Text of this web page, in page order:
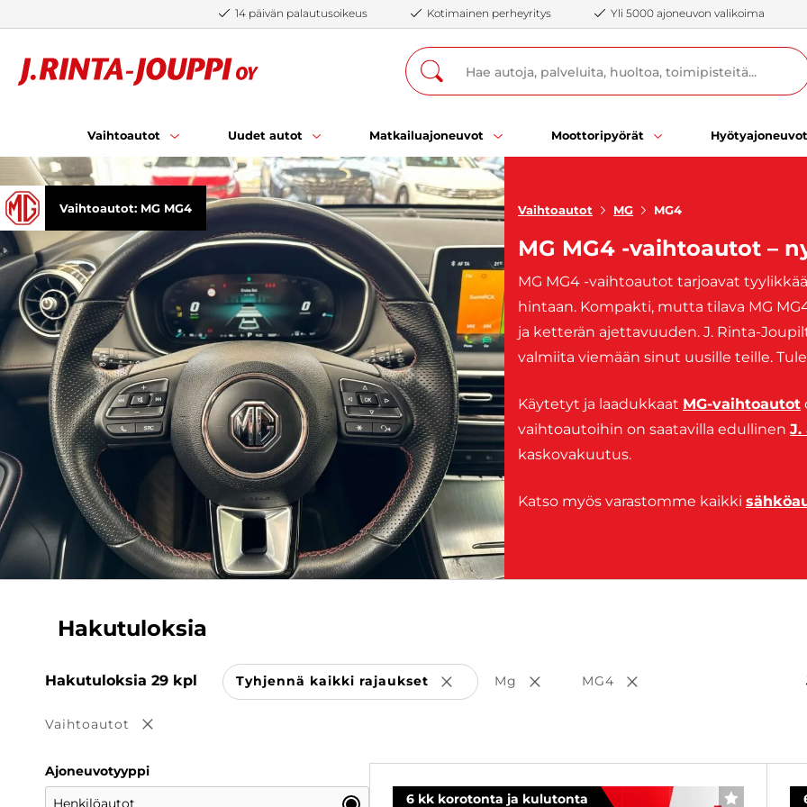
14 päivän palautusoikeus Kotimainen perheyritys Yli 5000 ajoneuvon valikoima
Vaihtoautot Uudet autot Matkailuajoneuvot Moottoripyörät Hyötyajoneuvot
Vaihtoautot: MG MG4 Vaihtoautot MG MG4
MG MG4 -vaihtoautot –
MG MG4 -vaihtoautot tarjoavat
hintaan. Kompakti, mutta tilava MG
ja ketterän ajettavuuden. J. Rinta-
valmiita viemään sinut uusille teille.
Käytetyt ja laadukkaat MG-vaihtoautot
vaihtoautoihin on saatavilla edullinen J.
kaskovakuutus.
Katso myös varastomme kaikki
Hakutuloksia
Hakutuloksia 29 kpl Tyhjennä kaikki rajaukset Poista valinta
Mg Poista valinta
MG4 Poista valinta
Vaihtoautot Poista valinta
Ajoneuvotyyppi
Henkilöautot
6 kk korotonta ja kulutonta